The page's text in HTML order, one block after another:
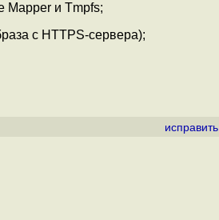
Mapper и Tmpfs;
с HTTPS-сервера);
исправить